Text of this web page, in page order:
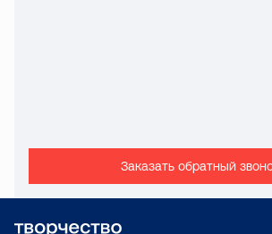
Заказать обратный